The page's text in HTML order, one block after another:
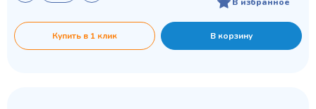
Купить в 1 клик В корзину